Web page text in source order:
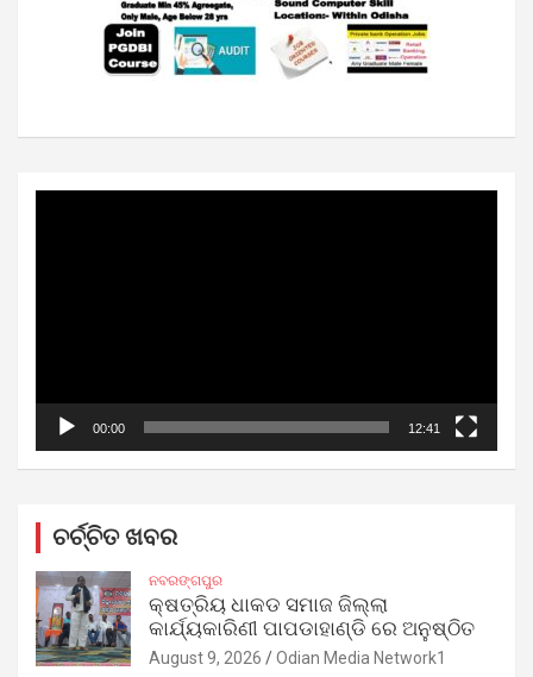
00:00 12:41
ଚର୍ଚ୍ଚିତ ଖବର
ନବରଙ୍ଗପୁର
କ୍ଷତ୍ରିୟ ଧାକଡ ସମାଜ ଜିଲ୍ଲା
କାର୍ଯ୍ୟକାରିଣୀ ପାପଡାହାଣ୍ଡି ରେ ଅନୁଷ୍ଠିତ
August 9, 2026 Odian Media Network1